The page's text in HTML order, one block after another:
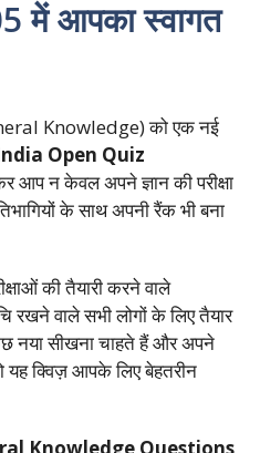
में आपका स्वागत
Knowledge) को एक नई
Open Quiz
आप न केवल अपने ज्ञान की परीक्षा
के साथ अपनी रैंक भी बना
की तैयारी करने वाले
रखने वाले सभी लोगों के लिए तैयार
नया सीखना चाहते हैं और अपने
यह क्विज़ आपके लिए बेहतरीन
Knowledge Questions